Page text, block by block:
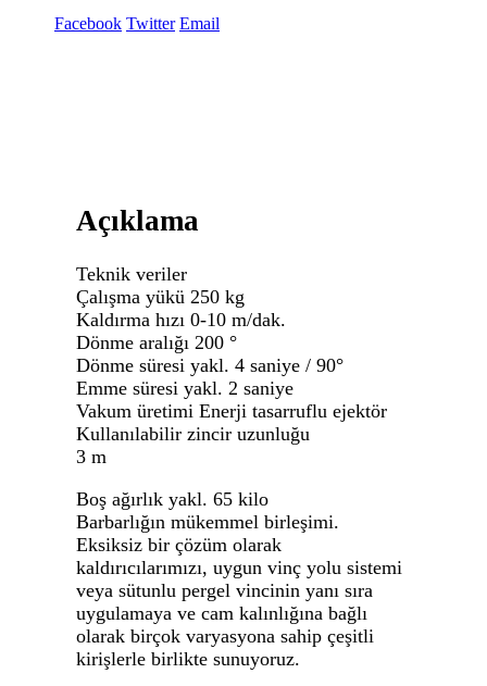
Facebook Twitter Email
Açıklama
Teknik veriler
Çalışma yükü 250 kg
Kaldırma hızı 0-10 m/dak.
Dönme aralığı 200 °
Dönme süresi yakl. 4 saniye / 90°
Emme süresi yakl. 2 saniye
Vakum üretimi Enerji tasarruflu ejektör
Kullanılabilir zincir uzunluğu
3 m
Boş ağırlık yakl. 65 kilo
Barbarlığın mükemmel birleşimi.
Eksiksiz bir çözüm olarak
kaldırıcılarımızı, uygun vinç yolu sistemi
veya sütunlu pergel vincinin yanı sıra
uygulamaya ve cam kalınlığına bağlı
olarak birçok varyasyona sahip çeşitli
kirişlerle birlikte sunuyoruz.